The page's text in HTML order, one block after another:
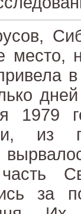
место,
1979
из
за